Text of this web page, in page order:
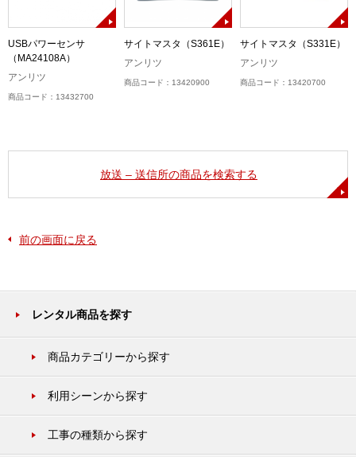
USBパワーセンサ
（MA24108A）
アンリツ
商品コード：13432700
サイトマスタ（S361E）
アンリツ
商品コード：13420900
サイトマスタ（S331E）
アンリツ
商品コード：13420700
放送 – 送信所の商品を検索する
前の画面に戻る
レンタル商品を探す
商品カテゴリーから探す
利用シーンから探す
工事の種類から探す